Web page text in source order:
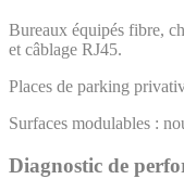
Bureaux équipés fibre,
et câblage RJ45.
Places de parking
Surfaces modulables :
Diagnostic de